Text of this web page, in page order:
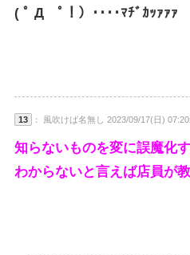
( ﾟ Д ﾟ！）････ﾏﾁﾞｶｯｧｧｧ
13 ： 風吹けば名無し 2023/09/17(日)
知らないものを変に誤魔化
わからないと言えば店員が